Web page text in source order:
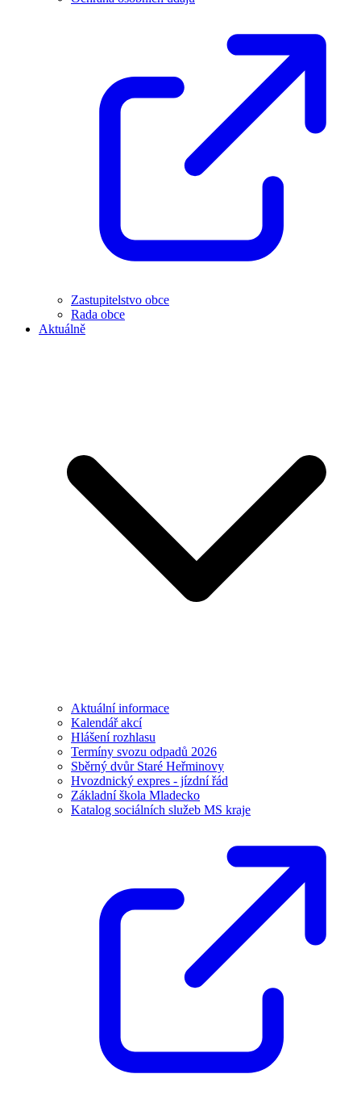
Zastupitelstvo obce
Rada obce
Aktuálně
Aktuální informace
Kalendář akcí
Hlášení rozhlasu
Termíny svozu odpadů 2026
Sběrný dvůr Staré Heřminovy
Hvozdnický expres - jízdní řád
Základní škola Mladecko
Katalog sociálních služeb MS kraje